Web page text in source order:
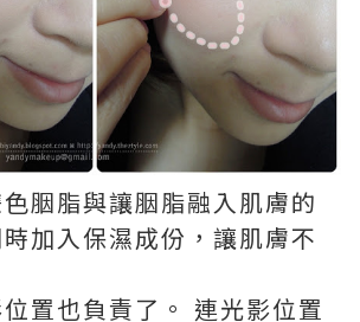
胭脂與讓胭脂融入肌膚的
加入保濕成份，讓肌膚不
置也負責了。 連光影位置